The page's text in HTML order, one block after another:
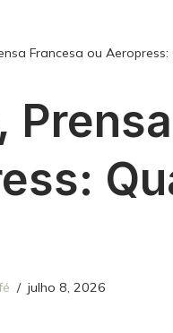
Francesa ou
julho 8, 2026